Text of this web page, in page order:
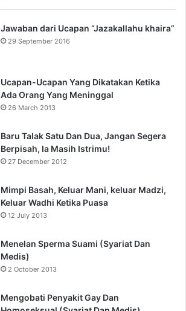
Jawaban dari Ucapan “Jazakallahu khaira”
29 September 2016
Ucapan-Ucapan Yang Dikatakan Ketika
Ada Orang Yang Meninggal
26 March 2013
Baru Talak Satu Dan Dua, Jangan Segera
Berpisah, Ia Masih Istrimu!
27 December 2012
Mimpi Basah, Keluar Mani, keluar Madzi,
Keluar Wadhi Ketika Puasa
12 July 2013
Menelan Sperma Suami (Syariat Dan
Medis)
2 October 2013
Mengobati Penyakit Gay Dan